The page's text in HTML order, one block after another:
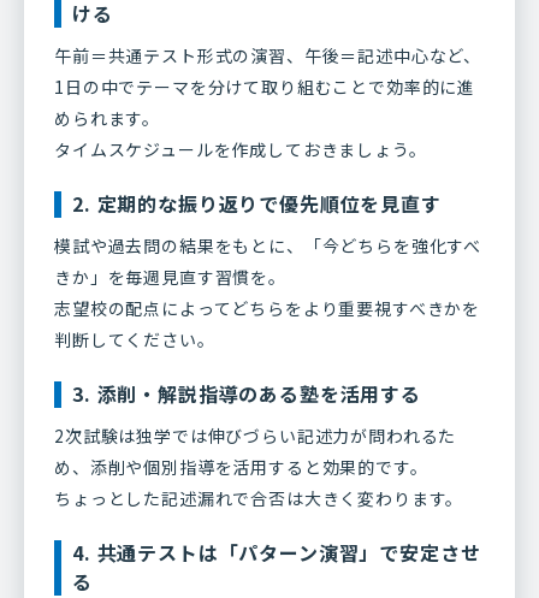
ける
午前＝共通テスト形式の演習、午後＝記述中心など、
1日の中でテーマを分けて取り組むことで効率的に進
められます。
タイムスケジュールを作成しておきましょう。
2. 定期的な振り返りで優先順位を見直す
模試や過去問の結果をもとに、「今どちらを強化すべ
きか」を毎週見直す習慣を。
志望校の配点によってどちらをより重要視すべきかを
判断してください。
3. 添削・解説指導のある塾を活用する
2次試験は独学では伸びづらい記述力が問われるた
め、添削や個別指導を活用すると効果的です。
ちょっとした記述漏れで合否は大きく変わります。
4. 共通テストは「パターン演習」で安定させ
る